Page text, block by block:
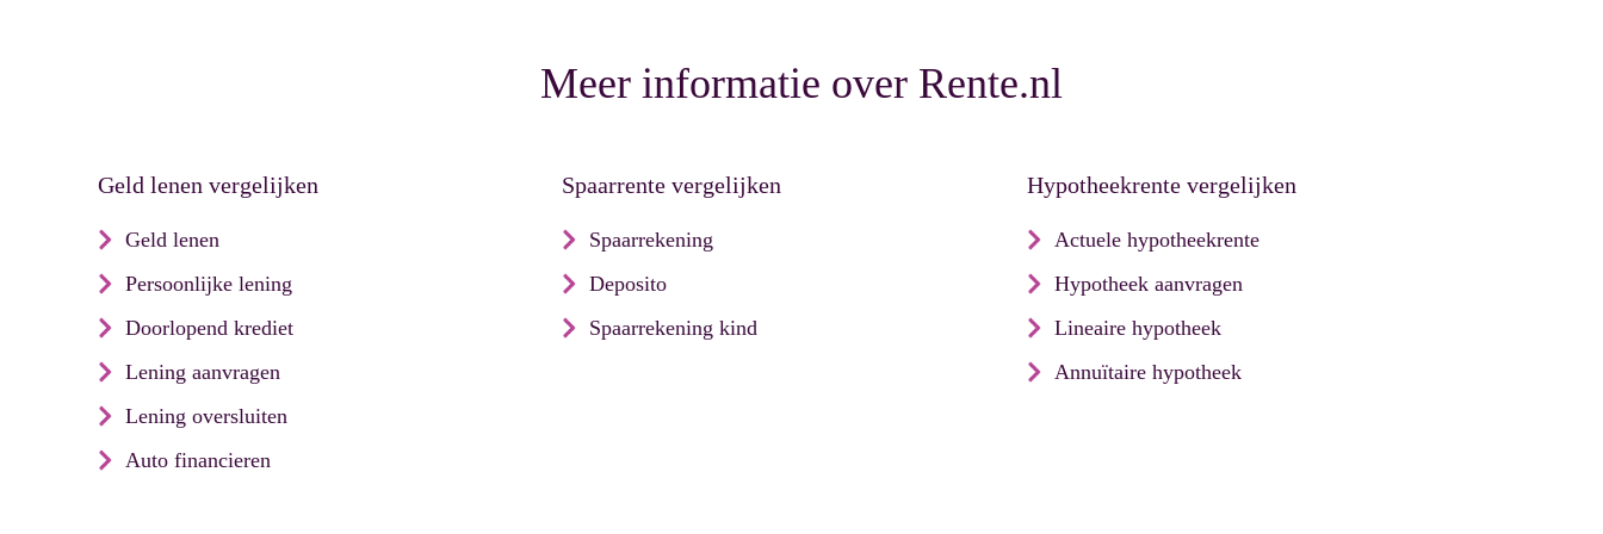
Meer informatie over Rente.nl
Geld lenen vergelijken
Geld lenen
Persoonlijke lening
Doorlopend krediet
Lening aanvragen
Lening oversluiten
Auto financieren
Spaarrente vergelijken
Spaarrekening
Deposito
Spaarrekening kind
Hypotheekrente vergelijken
Actuele hypotheekrente
Hypotheek aanvragen
Lineaire hypotheek
Annuïtaire hypotheek